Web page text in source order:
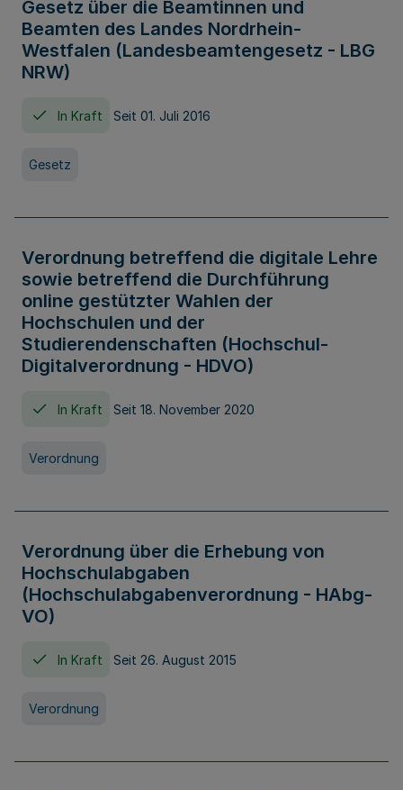
Gesetz über die Beamtinnen und
Beamten des Landes Nordrhein-
Westfalen (Landesbeamtengesetz - LBG
NRW)
In Kraft Seit 01. Juli 2016
Gesetz
Verordnung betreffend die digitale Lehre
sowie betreffend die Durchführung
online gestützter Wahlen der
Hochschulen und der
Studierendenschaften (Hochschul-
Digitalverordnung - HDVO)
In Kraft Seit 18. November 2020
Verordnung
Verordnung über die Erhebung von
Hochschulabgaben
(Hochschulabgabenverordnung - HAbg-
VO)
In Kraft Seit 26. August 2015
Verordnung